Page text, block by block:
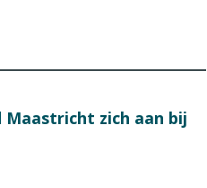
zich aan bij